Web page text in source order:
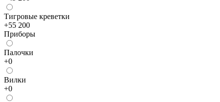
Тигровые креветки
+55 200
Приборы
Палочки
+0
Bилки
+0